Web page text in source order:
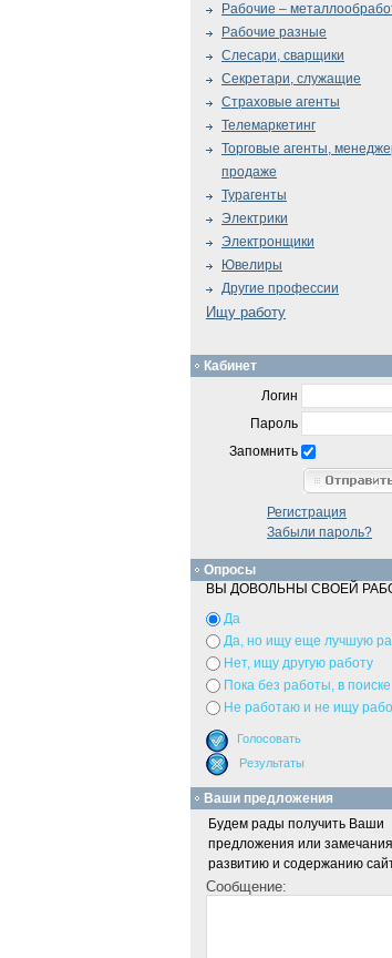
Рабочие –
Рабочие разные
Слесари, сварщики
Секретари, служащие
Страховые агенты
Телемаркетинг
Торговые агенты,
продаже
Турагенты
Электрики
Электронщики
Ювелиры
Другие профессии
Ищу работу
Кабинет
Логин
Пароль
Запомнить
Регистрация
Забыли пароль?
Опросы
ВЫ ДОВОЛЬНЫ СВОЕЙ
Да
Да, но ищу еще лучшую
Нет, ищу другую работу
Пока без работы, в поиске
Не работаю и не ищу
Ваши предложения
Будем рады получить Ваши
предложения или
развитию и содержанию
Сообщение: